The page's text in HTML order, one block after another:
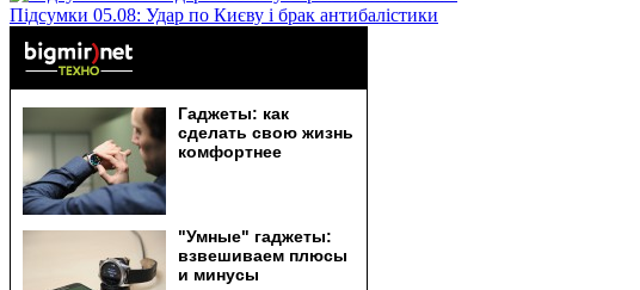
Підсумки 05.08: Удар по Києву і брак антибалістики